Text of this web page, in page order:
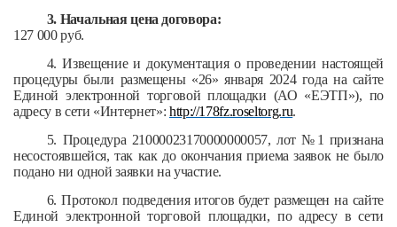
3. Начальная цена договора:
127 000 руб.
4. Извещение и документация о проведении настоящей
процедуры были размещены «26» января 2024 года на сайте
Единой электронной торговой площадки (АО «ЕЭТП»), по
адресу в сети «Интернет»: http://178fz.roseltorg.ru.
5. Процедура 21000023170000000057, лот №1 признана
несостоявшейся, так как до окончания приема заявок не было
подано ни одной заявки на участие.
6. Протокол подведения итогов будет размещен на сайте
Единой электронной торговой площадки, по адресу в сети